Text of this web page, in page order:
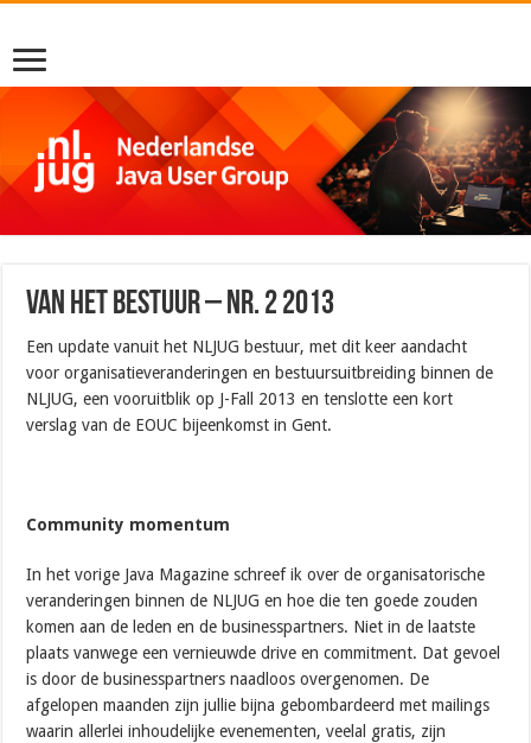
Van het bestuur – nr. 2 2013
Een update vanuit het NLJUG bestuur, met dit keer aandacht
voor organisatieveranderingen en bestuursuitbreiding binnen de
NLJUG, een vooruitblik op J-Fall 2013 en tenslotte een kort
verslag van de EOUC bijeenkomst in Gent.
Community momentum
In het vorige Java Magazine schreef ik over de organisatorische
veranderingen binnen de NLJUG en hoe die ten goede zouden
komen aan de leden en de businesspartners. Niet in de laatste
plaats vanwege een vernieuwde drive en commitment. Dat gevoel
is door de businesspartners naadloos overgenomen. De
afgelopen maanden zijn jullie bijna gebombardeerd met mailings
waarin allerlei inhoudelijke evenementen, veelal gratis, zijn